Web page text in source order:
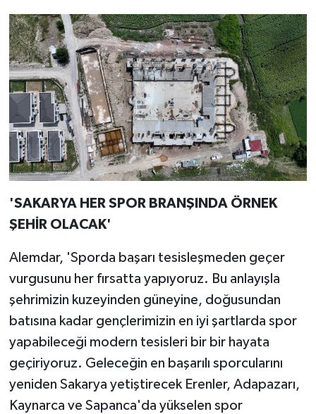
'SAKARYA HER SPOR BRANŞINDA ÖRNEK
ŞEHİR OLACAK'
Alemdar, 'Sporda başarı tesisleşmeden geçer
vurgusunu her fırsatta yapıyoruz. Bu anlayışla
şehrimizin kuzeyinden güneyine, doğusundan
batısına kadar gençlerimizin en iyi şartlarda spor
yapabileceği modern tesisleri bir bir hayata
geçiriyoruz. Geleceğin en başarılı sporcularını
yeniden Sakarya yetiştirecek Erenler, Adapazarı,
Kaynarca ve Sapanca'da yükselen spor